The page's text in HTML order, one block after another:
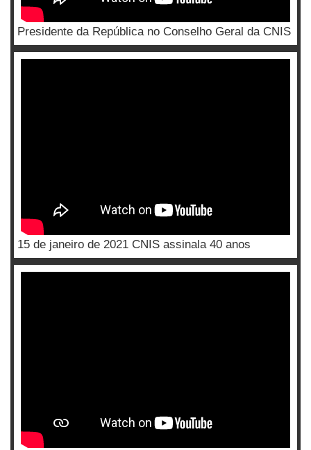
Presidente da República no Conselho Geral da CNIS
15 de janeiro de 2021 CNIS assinala 40 anos